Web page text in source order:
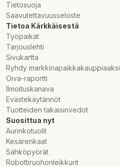
Tietosuoja
Saavutettavuusseloste
Tietoa Kärkkäisestä
Työpaikat
Tarjouslehti
Sivukartta
Ryhdy markkinapaikkakauppiaaksi
Oiva-raportti
Ilmoituskanava
Evästekäytännöt
Tuotteiden takaisinvedot
Suosittua nyt
Aurinkotuolit
Kesärenkaat
Sähköpyörät
Robottiruohonleikkurit